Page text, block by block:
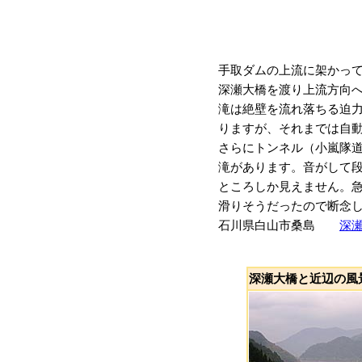
手取ダムの上流に架かっ
深瀬大橋を渡り上流方向
滝は絶壁を流れ落ちる迫
りますが、それまでは自
さらにトンネル（小嵐隊
滝があります。音がして
ところしか見えません。
滑りそうだったので断念
石川県白山市桑島 深
深瀬大橋と近辺の風